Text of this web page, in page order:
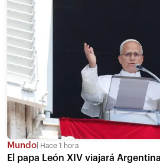
Mundo Hace 1 hora
El papa León XIV viajará